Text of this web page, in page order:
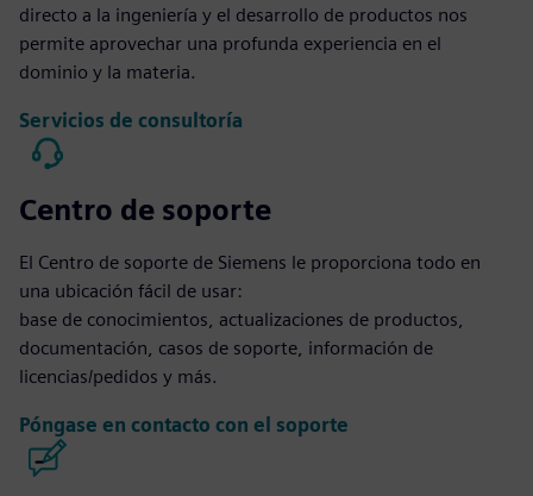
directo a la ingeniería y el desarrollo de productos nos
permite aprovechar una profunda experiencia en el
dominio y la materia.
Servicios de consultoría
Centro de soporte
El Centro de soporte de Siemens le proporciona todo en
una ubicación fácil de usar:
base de conocimientos, actualizaciones de productos,
documentación, casos de soporte, información de
licencias/pedidos y más.
Póngase en contacto con el soporte